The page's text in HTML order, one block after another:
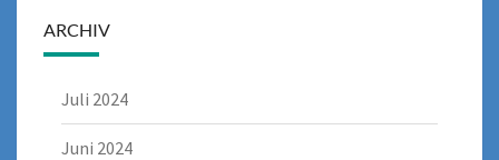
ARCHIV
Juli 2024
Juni 2024